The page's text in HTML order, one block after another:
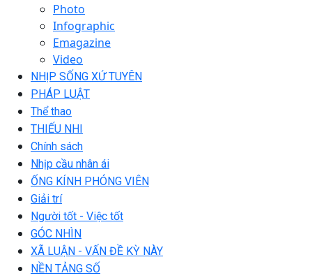
Photo
Infographic
Emagazine
Video
NHỊP SỐNG XỨ TUYÊN
PHÁP LUẬT
Thể thao
THIẾU NHI
Chính sách
Nhịp cầu nhân ái
ỐNG KÍNH PHÓNG VIÊN
Giải trí
Người tốt - Việc tốt
GÓC NHÌN
XÃ LUẬN - VẤN ĐỀ KỲ NÀY
NỀN TẢNG SỐ